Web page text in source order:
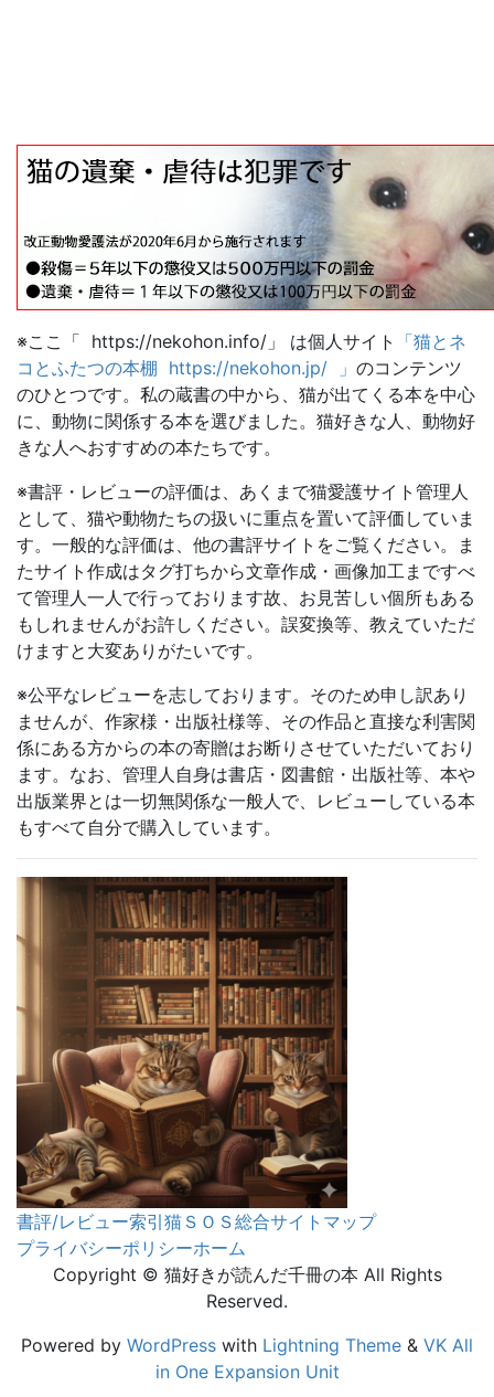
※ここ「 https://nekohon.info/」 は個人サイト
「猫とネ
コとふたつの本棚 https://nekohon.jp/ 」 のコンテンツ
のひとつです。私の蔵書の中から、猫が出てくる本を中心
に、動物に関係する本を選びました。猫好きな人、動物好
きな人へおすすめの本たちです。
※書評・レビューの評価は、あくまで猫愛護サイト管理人
として、猫や動物たちの扱いに重点を置いて評価していま
す。一般的な評価は、他の書評サイトをご覧ください。ま
たサイト作成はタグ打ちから文章作成・画像加工まですべ
て管理人一人で行っております故、お見苦しい個所もある
もしれませんがお許しください。誤変換等、教えていただ
けますと大変ありがたいです。
※公平なレビューを志しております。そのため申し訳あり
ませんが、作家様・出版社様等、その作品と直接な利害関
係にある方からの本の寄贈はお断りさせていただいており
ます。なお、管理人自身は書店・図書館・出版社等、本や
出版業界とは一切無関係な一般人で、レビューしている本
もすべて自分で購入しています。
書評/レビュー索引猫ＳＯＳ総合サイトマップ
プライバシーポリシーホーム
Copyright © 猫好きが読んだ千冊の本 All Rights
Reserved.
Powered by WordPress with Lightning Theme & VK All
in One Expansion Unit